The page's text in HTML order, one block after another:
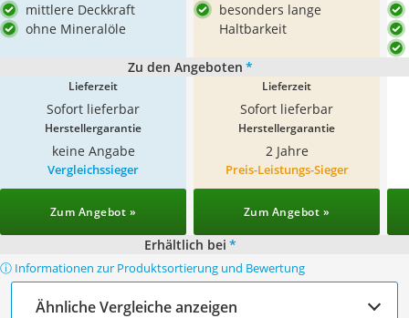
mittlere Deckkraft
ohne Mineralöle
besonders lange
Haltbarkeit
Zu den Angeboten *
Lieferzeit
Sofort lieferbar
Lieferzeit
Sofort lieferbar
Herstellergarantie
keine Angabe
Herstellergarantie
2 Jahre
Vergleichssieger
Zum Angebot »
Preis-Leistungs-Sieger
Zum Angebot »
Erhältlich bei *
ⓘ Informationen zur Produktsortierung und Bewertung
Ähnliche Vergleiche anzeigen